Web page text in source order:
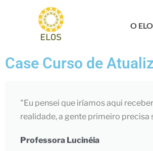
O
Case Curso de
"Eu pensei que iríamos aqui
realidade, a gente primeiro
Professora Lucinéia